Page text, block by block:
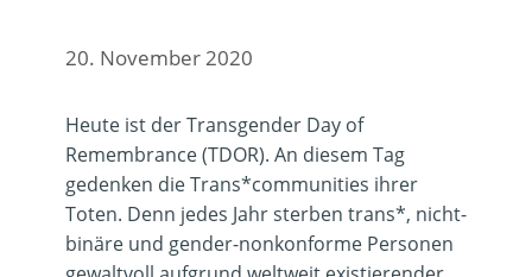
20. November 2020
Heute ist der Transgender Day of
Remembrance (TDOR). An diesem Tag
gedenken die Trans*communities ihrer
Toten. Denn jedes Jahr sterben trans*, nicht-
binäre und gender-nonkonforme Personen